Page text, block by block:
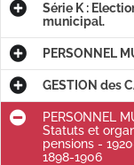
Série K :
municipal.
PERSONNEL
GESTION des
PERSONNEL
Statuts et
pensions -
1898-1906